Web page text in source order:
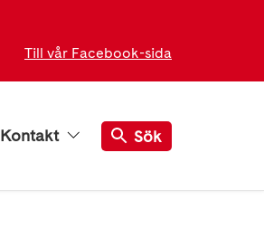
Till vår Facebook-sida
Kontakt Sök